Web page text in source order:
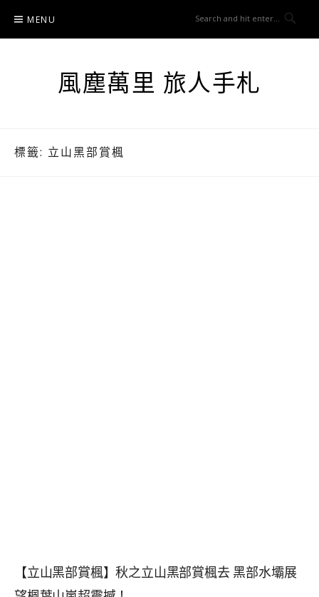
content
MENU
風塵萬里 旅人手札
標籤: 立山黑部賞楓
【立山黑部賞楓】秋之立山黑部賞楓去 黑部水壩展